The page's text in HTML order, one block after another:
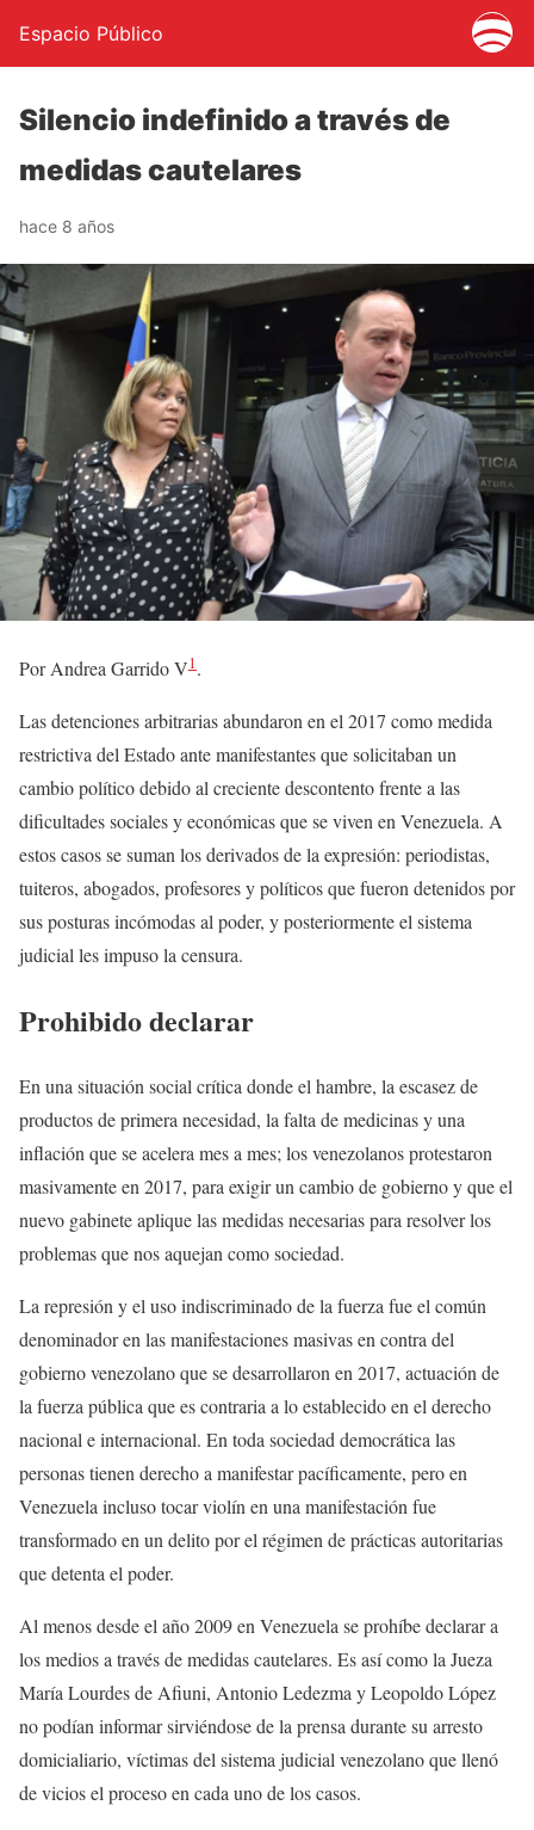
Espacio Público
Silencio indefinido a través de
medidas cautelares
hace 8 años
Por Andrea Garrido V1.
Las detenciones arbitrarias abundaron en el 2017 como medida
restrictiva del Estado ante manifestantes que solicitaban un
cambio político debido al creciente descontento frente a las
dificultades sociales y económicas que se viven en Venezuela. A
estos casos se suman los derivados de la expresión: periodistas,
tuiteros, abogados, profesores y políticos que fueron detenidos por
sus posturas incómodas al poder, y posteriormente el sistema
judicial les impuso la censura.
Prohibido declarar
En una situación social crítica donde el hambre, la escasez de
productos de primera necesidad, la falta de medicinas y una
inflación que se acelera mes a mes; los venezolanos protestaron
masivamente en 2017, para exigir un cambio de gobierno y que el
nuevo gabinete aplique las medidas necesarias para resolver los
problemas que nos aquejan como sociedad.
La represión y el uso indiscriminado de la fuerza fue el común
denominador en las manifestaciones masivas en contra del
gobierno venezolano que se desarrollaron en 2017, actuación de
la fuerza pública que es contraria a lo establecido en el derecho
nacional e internacional. En toda sociedad democrática las
personas tienen derecho a manifestar pacíficamente, pero en
Venezuela incluso tocar violín en una manifestación fue
transformado en un delito por el régimen de prácticas autoritarias
que detenta el poder.
Al menos desde el año 2009 en Venezuela se prohíbe declarar a
los medios a través de medidas cautelares. Es así como la Jueza
María Lourdes de Afiuni, Antonio Ledezma y Leopoldo López
no podían informar sirviéndose de la prensa durante su arresto
domicialiario, víctimas del sistema judicial venezolano que llenó
de vicios el proceso en cada uno de los casos.